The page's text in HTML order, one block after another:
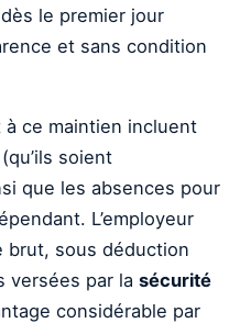
le premier jour
et sans condition
ce maintien incluent
soient
que les absences pour
L’employeur
brut, sous déduction
versées par la sécurité
considérable par